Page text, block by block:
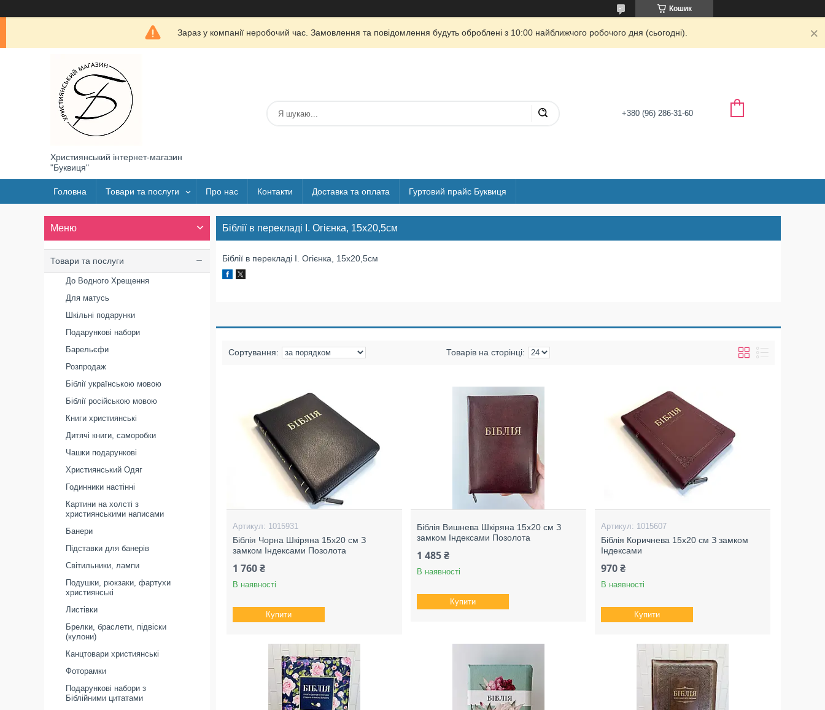
Кошик
Зараз у компанії неробочий час. Замовлення та повідомлення будуть оброблені з 10:00 найближчого робочого дня (сьогодні).
Християнський інтернет-магазин
"Буквиця"
+380 (96) 286-31-60
Головна Товари та послуги Про нас Контакти Доставка та оплата Гуртовий прайс Буквиця
Біблії в перекладі І. Огієнка, 15х20,5см
Біблії в перекладі І. Огієнка, 15х20,5см
1015931
Біблія Чорна Шкіряна 15х20 см З
замком Індексами Позолота
1 760 ₴
В наявності
Купити
Біблія Вишнева Шкіряна 15х20 см З
замком Індексами Позолота
1 485 ₴
В наявності
Купити
1015607
Біблія Коричнева 15х20 см З замком
Індексами
970 ₴
В наявності
Купити
Товари та послуги
До Водного Хрещення
Для матусь
Шкільні подарунки
Подарункові набори
Барельєфи
Розпродаж
Біблії українською мовою
Біблії російською мовою
Книги християнські
Дитячі книги, саморобки
Чашки подарункові
Християнський Одяг
Годинники настінні
Картини на холсті з
християнськими написами
Банери
Підставки для банерів
Світильники, лампи
Подушки, рюкзаки, фартухи
християнські
Листівки
Брелки, браслети, підвіски
(кулони)
Канцтовари християнські
Фоторамки
Подарункові набори з
Біблійними цитатами